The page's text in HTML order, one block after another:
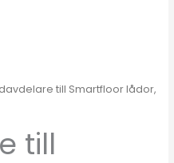
till Smartfloor lådor,
till